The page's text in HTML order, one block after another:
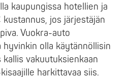
kaupungissa hotellien ja
jos järjestäjän
Vuokra-auto
olla käytännöllisin
vakuutuksienkaan
harkittavaa siis.